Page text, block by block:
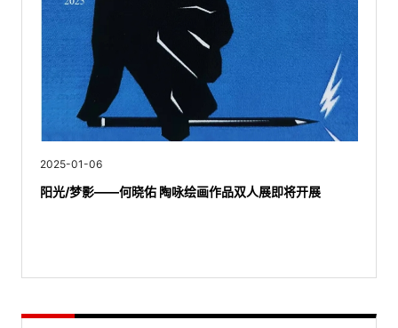
2025-01-06
阳光/梦影——何晓佑 陶咏绘画作品双人展即将开展